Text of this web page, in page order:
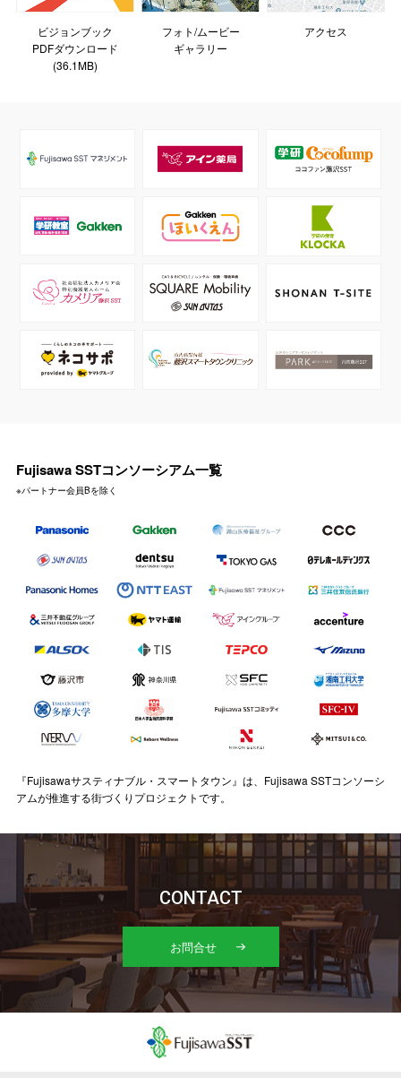
ビジョンブック
PDFダウンロード
(36.1MB)
フォト/ムービー
ギャラリー
アクセス
Fujisawa SSTコンソーシアム一覧
※パートナー会員Bを除く
『Fujisawaサスティナブル・スマートタウン』は、Fujisawa SSTコンソーシ
アムが推進する街づくりプロジェクトです。
CONTACT
お問合せ